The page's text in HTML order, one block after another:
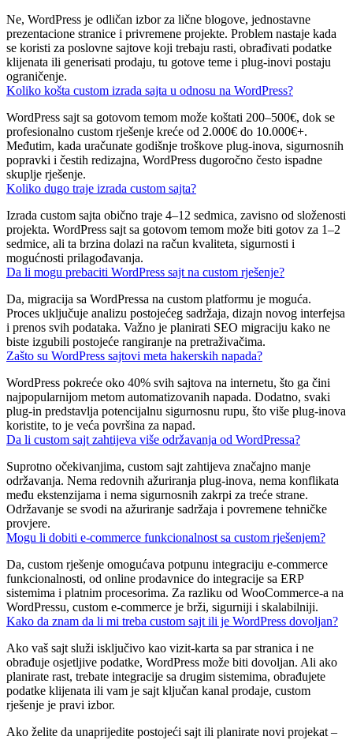
Ne, WordPress je odličan izbor za lične blogove, jednostavne
prezentacione stranice i privremene projekte. Problem nastaje kada
se koristi za poslovne sajtove koji trebaju rasti, obrađivati podatke
klijenata ili generisati prodaju, tu gotove teme i plug-inovi postaju
ograničenje.
Koliko košta custom izrada sajta u odnosu na WordPress?
WordPress sajt sa gotovom temom može koštati 200–500€, dok se
profesionalno custom rješenje kreće od 2.000€ do 10.000€+.
Međutim, kada uračunate godišnje troškove plug-inova, sigurnosnih
popravki i čestih redizajna, WordPress dugoročno često ispadne
skuplje rješenje.
Koliko dugo traje izrada custom sajta?
Izrada custom sajta obično traje 4–12 sedmica, zavisno od složenosti
projekta. WordPress sajt sa gotovom temom može biti gotov za 1–2
sedmice, ali ta brzina dolazi na račun kvaliteta, sigurnosti i
mogućnosti prilagođavanja.
Da li mogu prebaciti WordPress sajt na custom rješenje?
Da, migracija sa WordPressa na custom platformu je moguća.
Proces uključuje analizu postojećeg sadržaja, dizajn novog interfejsa
i prenos svih podataka. Važno je planirati SEO migraciju kako ne
biste izgubili postojeće rangiranje na pretraživačima.
Zašto su WordPress sajtovi meta hakerskih napada?
WordPress pokreće oko 40% svih sajtova na internetu, što ga čini
najpopularnijom metom automatizovanih napada. Dodatno, svaki
plug-in predstavlja potencijalnu sigurnosnu rupu, što više plug-inova
koristite, to je veća površina za napad.
Da li custom sajt zahtijeva više održavanja od WordPressa?
Suprotno očekivanjima, custom sajt zahtijeva značajno manje
održavanja. Nema redovnih ažuriranja plug-inova, nema konflikata
među ekstenzijama i nema sigurnosnih zakrpi za treće strane.
Održavanje se svodi na ažuriranje sadržaja i povremene tehničke
provjere.
Mogu li dobiti e-commerce funkcionalnost sa custom rješenjem?
Da, custom rješenje omogućava potpunu integraciju e-commerce
funkcionalnosti, od online prodavnice do integracije sa ERP
sistemima i platnim procesorima. Za razliku od WooCommerce-a na
WordPressu, custom e-commerce je brži, sigurniji i skalabilniji.
Kako da znam da li mi treba custom sajt ili je WordPress dovoljan?
Ako vaš sajt služi isključivo kao vizit-karta sa par stranica i ne
obrađuje osjetljive podatke, WordPress može biti dovoljan. Ali ako
planirate rast, trebate integracije sa drugim sistemima, obrađujete
podatke klijenata ili vam je sajt ključan kanal prodaje, custom
rješenje je pravi izbor.
Ako želite da unaprijedite postojeći sajt ili planirate novi projekat –